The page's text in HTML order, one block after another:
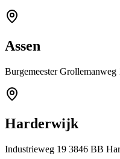
Assen
Burgemeester Grollemanweg
Harderwijk
Industrieweg 19 3846 BB